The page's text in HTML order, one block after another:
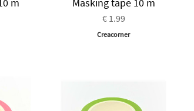
m Masking tape 10 m
€ 1.99
Creacorner